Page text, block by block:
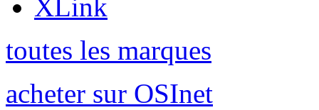
XLink
toutes les marques
acheter sur OSInet